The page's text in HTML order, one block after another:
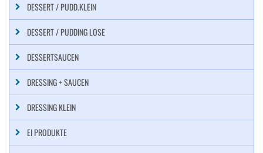
DESSERT / PUDD.KLEIN
DESSERT / PUDDING LOSE
DESSERTSAUCEN
DRESSING + SAUCEN
DRESSING KLEIN
EI PRODUKTE